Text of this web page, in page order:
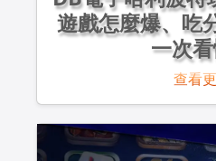
遊戲怎麼爆、吃
一次看
查看